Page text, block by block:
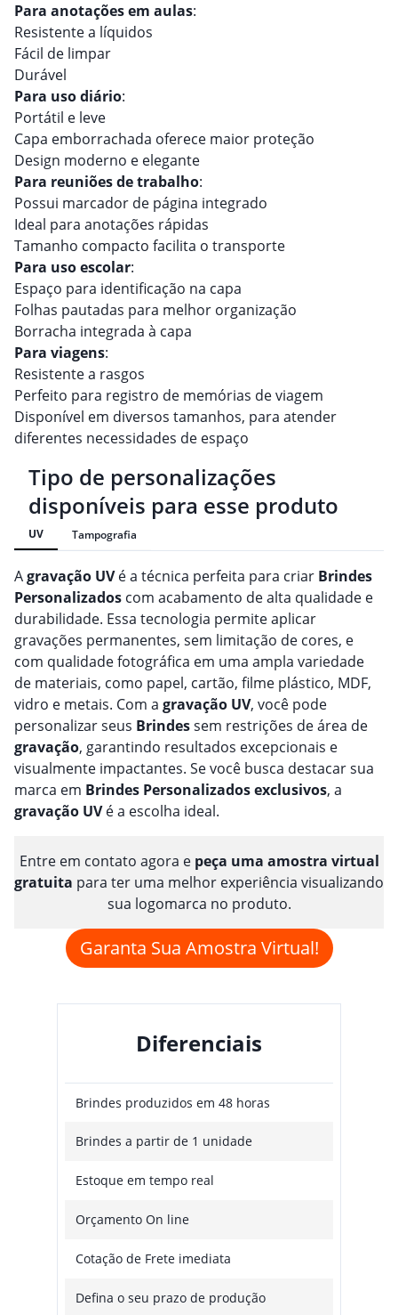
Para anotações em aulas:
Resistente a líquidos
Fácil de limpar
Durável
Para uso diário:
Portátil e leve
Capa emborrachada oferece maior proteção
Design moderno e elegante
Para reuniões de trabalho:
Possui marcador de página integrado
Ideal para anotações rápidas
Tamanho compacto facilita o transporte
Para uso escolar:
Espaço para identificação na capa
Folhas pautadas para melhor organização
Borracha integrada à capa
Para viagens:
Resistente a rasgos
Perfeito para registro de memórias de viagem
Disponível em diversos tamanhos, para atender
diferentes necessidades de espaço
Tipo de personalizações
disponíveis para esse produto
UV Tampografia
Agravação UVé a técnica perfeita para criar Brindes
Personalizados com acabamento de alta qualidade e
durabilidade. Essa tecnologia permite aplicar
gravações permanentes, sem limitação de cores, e
com qualidade fotográfica em uma ampla variedade
de materiais, como papel, cartão, filme plástico, MDF,
vidro e metais. Com a gravação UV, você pode
personalizar seus Brindessem restrições de área de
gravação, garantindo resultados excepcionais e
visualmente impactantes. Se você busca destacar sua
marca em Brindes Personalizadosexclusivos, a
gravação UVé a escolha ideal.
Entre em contato agora e peça uma amostra virtual
gratuita para ter uma melhor experiência visualizando
sua logomarca no produto.
Garanta Sua Amostra Virtual!
Diferenciais
Brindes produzidos em 48 horas
Brindes a partir de 1 unidade
Estoque em tempo real
Orçamento On line
Cotação de Frete imediata
Defina o seu prazo de produção